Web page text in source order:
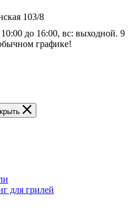
103/8
до 16:00, вс: выходной. 9
графике!
для грилей